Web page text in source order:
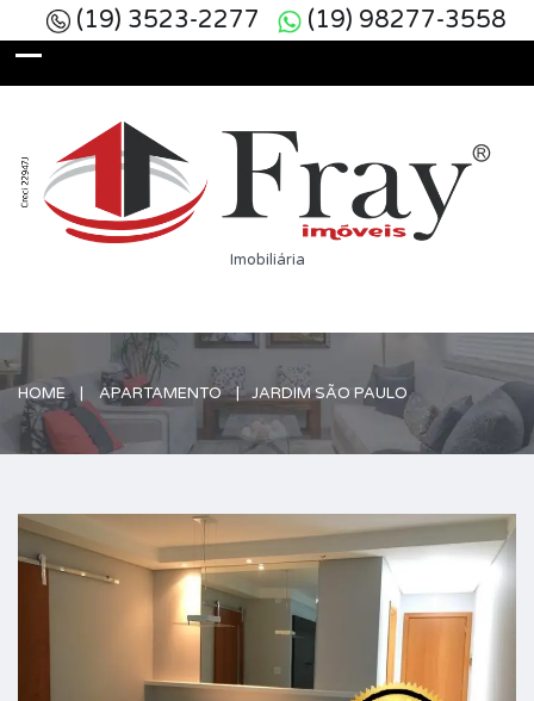
(19) 98277-3558
(19) 3523-2277
Imobiliária
HOME APARTAMENTO JARDIM SÃO PAULO